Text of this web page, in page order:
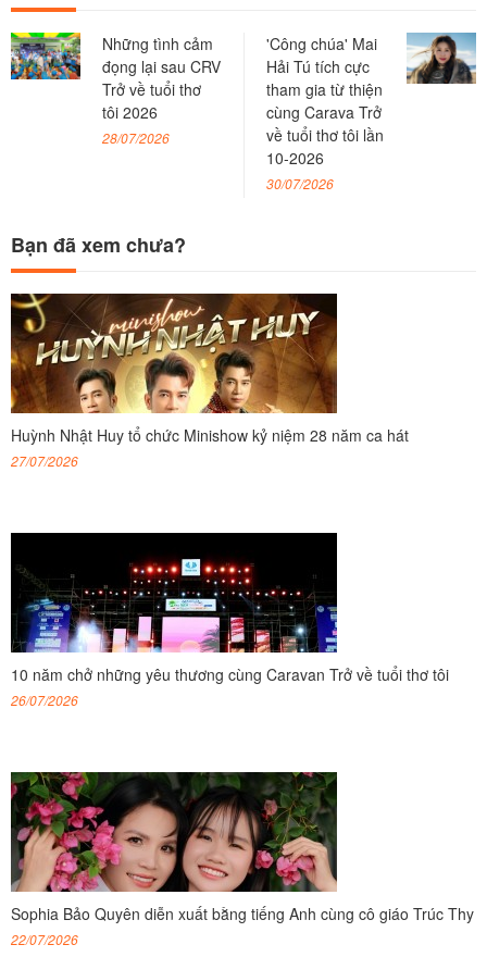
Những tình cảm
đọng lại sau CRV
Trở về tuổi thơ
tôi 2026
28/07/2026
'Công chúa' Mai
Hải Tú tích cực
tham gia từ thiện
cùng Carava Trở
về tuổi thơ tôi lần
10-2026
30/07/2026
Bạn đã xem chưa?
Huỳnh Nhật Huy tổ chức Minishow kỷ niệm 28 năm ca hát
27/07/2026
10 năm chở những yêu thương cùng Caravan Trở về tuổi thơ tôi
26/07/2026
Sophia Bảo Quyên diễn xuất bằng tiếng Anh cùng cô giáo Trúc Thy
22/07/2026